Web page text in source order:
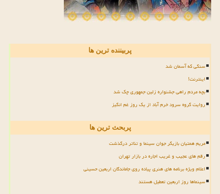
پربیننده ترین ها
سنگی که آسمان شد
اینترنت!
بچه مردم راهی جشنواره زلین جمهوری چک شد
روایت گروه سرود خرم آباد از یک روز غم انگیز
پربحث ترین ها
مریم همتیان بازیگر جوان سینما و تئاتر درگذشت
رقم های عجیب و غریب اجاره در بازار تهران
اعلام ویژه برنامه های هنری پیاده روی جاماندگان اربعین حسینی
سینماها روز اربعین تعطیل هستند